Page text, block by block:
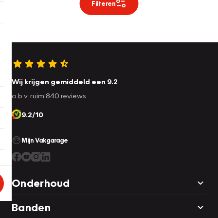
Filteren
Wij krijgen gemiddeld een 9.2
o.b.v. ruim 840 reviews
9.2/10
Mijn Vakgarage
Onderhoud
Banden